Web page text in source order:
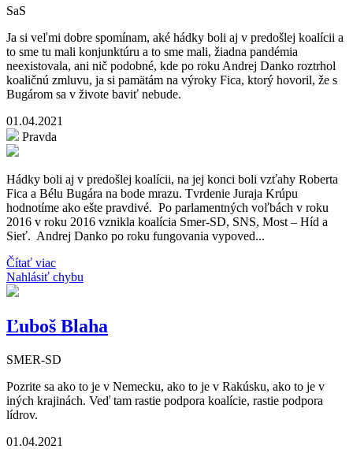
SaS
Ja si veľmi dobre spomínam, aké hádky boli aj v predošlej koalícii a
to sme tu mali konjunktúru a to sme mali, žiadna pandémia
neexistovala, ani nič podobné, kde po roku Andrej Danko roztrhol
koaličnú zmluvu, ja si pamätám na výroky Fica, ktorý hovoril, že s
Bugárom sa v živote baviť nebude.
01.04.2021
Pravda
Hádky boli aj v predošlej koalícii, na jej konci boli vzťahy Roberta
Fica a Bélu Bugára na bode mrazu. Tvrdenie Juraja Krúpu
hodnotíme ako ešte pravdivé. Po parlamentných voľbách v roku
2016 v roku 2016 vznikla koalícia Smer-SD, SNS, Most – Híd a
Sieť. Andrej Danko po roku fungovania vypoved...
Čítať viac
Nahlásiť chybu
Ľuboš Blaha
SMER-SD
Pozrite sa ako to je v Nemecku, ako to je v Rakúsku, ako to je v
iných krajinách. Veď tam rastie podpora koalície, rastie podpora
lídrov.
01.04.2021